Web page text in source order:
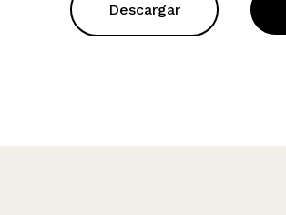
Descargar